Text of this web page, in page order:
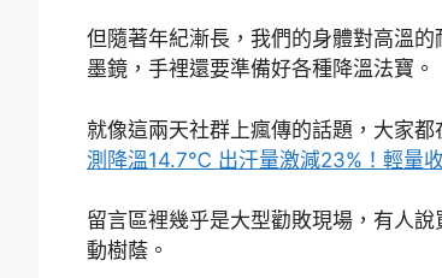
但隨著年紀漸長，我們的身體對高溫
墨鏡，手裡還要準備好各種降溫法寶。
就像這兩天社群上瘋傳的話題，大家都
測降溫14.7℃ 出汗量激減23%！輕量
留言區裡幾乎是大型勸敗現場，有人
動樹蔭。